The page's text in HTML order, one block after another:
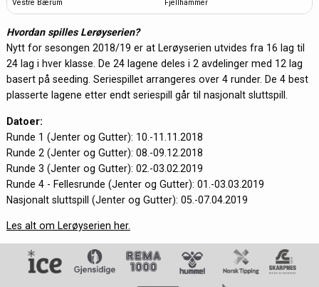
Vestre Bærum Fjellhammer
Hvordan spilles Lerøyserien?
Nytt for sesongen 2018/19 er at Lerøyserien utvides fra 16 lag til
24 lag i hver klasse. De 24 lagene deles i 2 avdelinger med 12 lag
basert på seeding. Seriespillet arrangeres over 4 runder. De 4 best
plasserte lagene etter endt seriespill går til nasjonalt sluttspill.
Datoer:
Runde 1 (Jenter og Gutter): 10.-11.11.2018
Runde 2 (Jenter og Gutter): 08.-09.12.2018
Runde 3 (Jenter og Gutter): 02.-03.02.2019
Runde 4 - Fellesrunde (Jenter og Gutter): 01.-03.03.2019
Nasjonalt sluttspill (Jenter og Gutter): 05.-07.04.2019
Les alt om Lerøyserien her.